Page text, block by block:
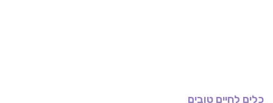
כלים לחיים טובים